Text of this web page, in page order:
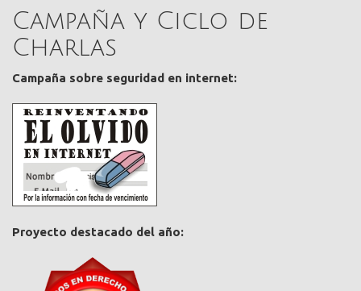
Campaña y Ciclo de
Charlas
Campaña sobre seguridad en internet:
Proyecto destacado del año: